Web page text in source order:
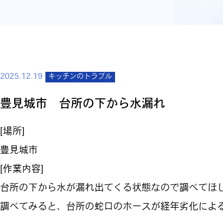
2025.12.19 キッチンのトラブル
豊見城市 台所の下から水漏れ
[場所]
豊見城市
[作業内容]
台所の下から水が漏れ出てくる状態なので調べてほ
調べてみると、台所の蛇口のホースが経年劣化によ